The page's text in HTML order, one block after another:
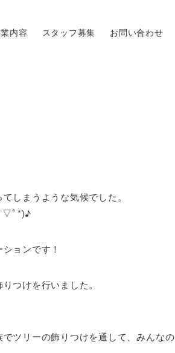
内容 スタッフ募集 お問い合わせ
しまうような気候でした。
▽ﾟ*)♪
ョンです！
つけを行いました。
ツリーの飾りつけを通して、みんなの